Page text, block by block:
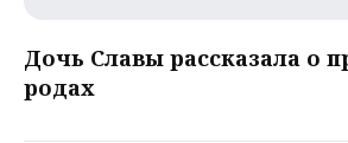
Дочь Славы рассказала о
родах